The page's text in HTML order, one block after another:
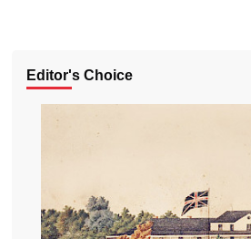
Editor's Choice